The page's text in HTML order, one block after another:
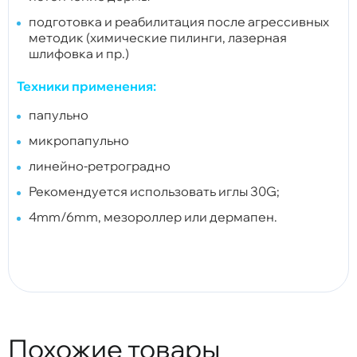
подготовка и реабилитация после агрессивных
методик (химические пилинги, лазерная
шлифовка и пр.)
Техники применения:
папульно
микропапульно
линейно-ретроградно
Рекомендуется использовать иглы 30G;
4mm/6mm, мезороллер или дермапен.
Похожие товары